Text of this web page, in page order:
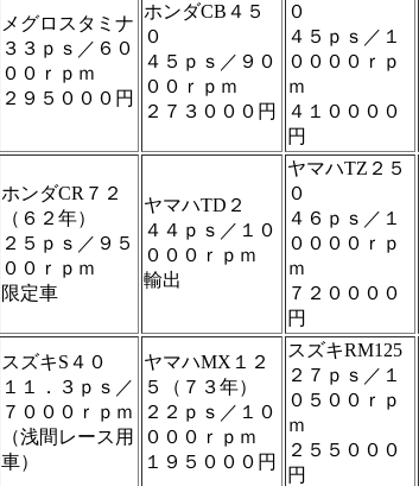
メグロスタミナ
３３ｐｓ／６０
００ｒｐｍ
２９５０００円
ホンダCB４５
０
４５ｐｓ／９０
００ｒｐｍ
２７３０００円
０
４５ｐｓ／１
００００ｒｐ
ｍ
４１００００
円
ホンダCR７２
（６２年）
２５ｐｓ／９５
００ｒｐｍ
限定車
ヤマハTD２
４４ｐｓ／１０
０００ｒｐｍ
輸出
ヤマハTZ２５
０
４６ｐｓ／１
００００ｒｐ
ｍ
７２００００
円
スズキS４０
１１．３ｐｓ／
７０００ｒｐｍ
（浅間レース用
車）
ヤマハMX１２
５（７３年）
２２ｐｓ／１０
０００ｒｐｍ
１９５０００円
スズキRM125
２７ｐｓ／１
０５００ｒｐ
ｍ
２５５０００
円